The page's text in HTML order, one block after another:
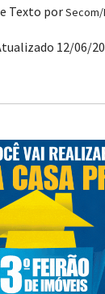
e Texto porSecom/
12/06/